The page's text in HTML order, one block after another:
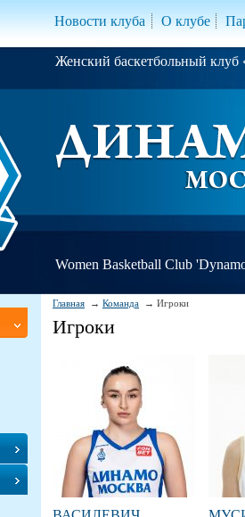
Новости клуба О клубе
Женский баскетбольный
Women Basketball Club
Главная Команда Игроки
Игроки